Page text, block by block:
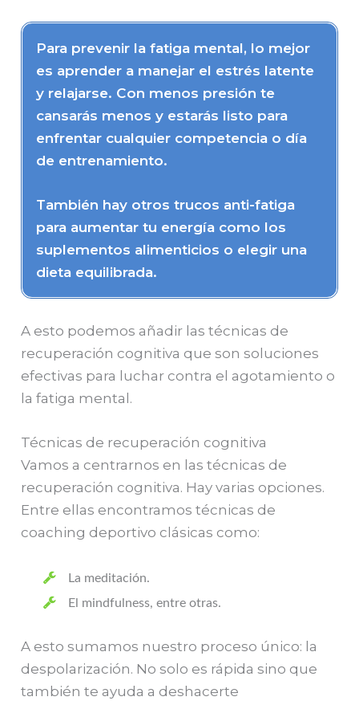
Para prevenir la fatiga mental, lo mejor
es aprender a manejar el estrés latente
y relajarse. Con menos presión te
cansarás menos y estarás listo para
enfrentar cualquier competencia o día
de entrenamiento.
También hay otros trucos anti-fatiga
para aumentar tu energía como los
suplementos alimenticios o elegir una
dieta equilibrada.
A esto podemos añadir las técnicas de
recuperación cognitiva que son soluciones
efectivas para luchar contra el agotamiento o
la fatiga mental.
Técnicas de recuperación cognitiva
Vamos a centrarnos en las técnicas de
recuperación cognitiva. Hay varias opciones.
Entre ellas encontramos técnicas de
coaching deportivo clásicas como:
La meditación.
El mindfulness, entre otras.
A esto sumamos nuestro proceso único: la
despolarización. No solo es rápida sino que
también te ayuda a deshacerte